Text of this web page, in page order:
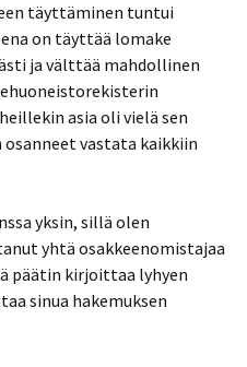
täyttäminen tuntui
on täyttää lomake
ja välttää mahdollinen
asia oli vielä sen
vastata kaikkiin
yksin, sillä olen
yhtä osakkeenomistajaa
päätin kirjoittaa lyhyen
sinua hakemuksen